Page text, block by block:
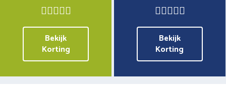
Bekijk
Korting
Bekijk
Korting